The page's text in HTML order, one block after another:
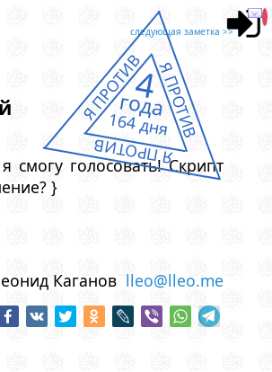
следующая заметка >>
смогу голосовать! Скрипт
}
Каганов lleo@lleo.me
Я ПРОТИВЯ ПРОТИВ
Я ПРОТИВ
4
года
164 дня